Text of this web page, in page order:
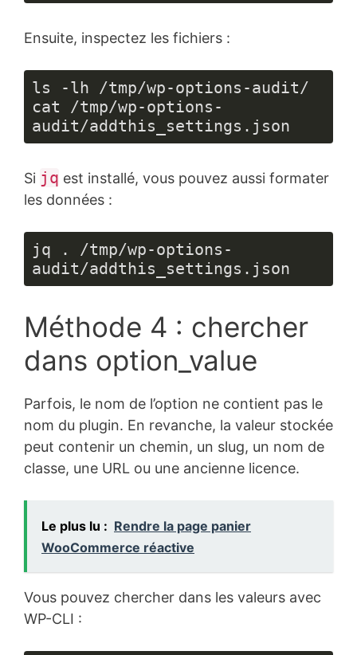
code :
(php)
Ensuite, inspectez les fichiers :
ls -lh /tmp/wp-options-audit/
cat /tmp/wp-options-
audit/addthis_settings.json
Si jq est installé, vous pouvez aussi formater
les données :
jq . /tmp/wp-options-
audit/addthis_settings.json
Méthode 4 : chercher
dans option_value
Parfois, le nom de l’option ne contient pas le
nom du plugin. En revanche, la valeur stockée
peut contenir un chemin, un slug, un nom de
classe, une URL ou une ancienne licence.
Le plus lu : Rendre la page panier
WooCommerce réactive
Vous pouvez chercher dans les valeurs avec
WP-CLI :